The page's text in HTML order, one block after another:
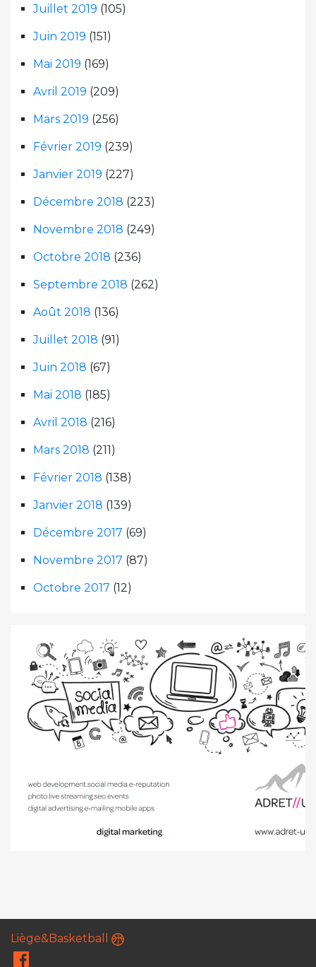
Juillet 2019 (105)
Juin 2019 (151)
Mai 2019 (169)
Avril 2019 (209)
Mars 2019 (256)
Février 2019 (239)
Janvier 2019 (227)
Décembre 2018 (223)
Novembre 2018 (249)
Octobre 2018 (236)
Septembre 2018 (262)
Août 2018 (136)
Juillet 2018 (91)
Juin 2018 (67)
Mai 2018 (185)
Avril 2018 (216)
Mars 2018 (211)
Février 2018 (138)
Janvier 2018 (139)
Décembre 2017 (69)
Novembre 2017 (87)
Octobre 2017 (12)
Liège&Basketball